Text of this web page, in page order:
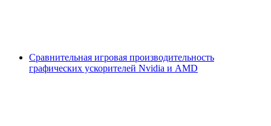
Сравнительная игровая производительность
графических ускорителей Nvidia и AMD